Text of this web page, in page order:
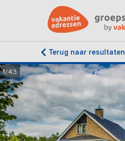
Terug naar resultaten
1/43